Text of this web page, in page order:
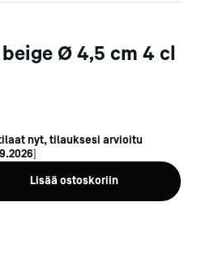
Ø 4,5 cm 4 cl
nyt, tilauksesi arvioitu
]
Lisää ostoskoriin